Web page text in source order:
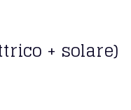
+ solare)